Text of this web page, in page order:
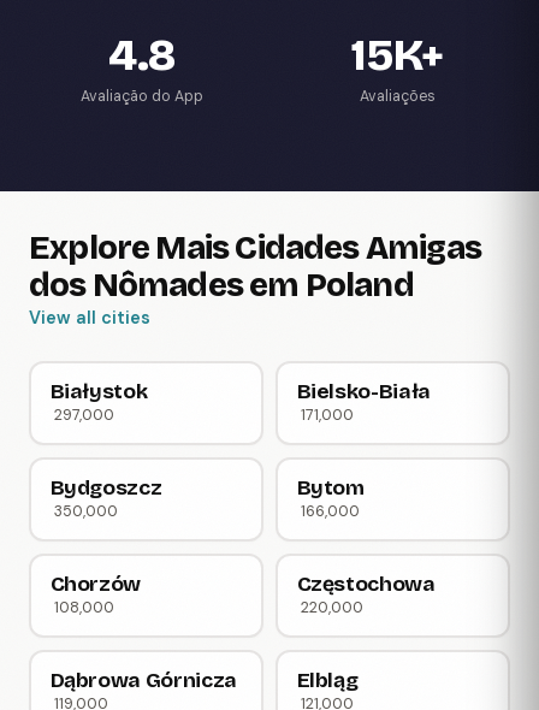
4.8
Avaliação do App
15K+
Avaliações
Explore Mais Cidades Amigas
dos Nômades em Poland
View all cities
Białystok
297,000
Bielsko-Biała
171,000
Bydgoszcz
350,000
Bytom
166,000
Chorzów
108,000
Częstochowa
220,000
Dąbrowa Górnicza
119,000
Elbląg
121,000